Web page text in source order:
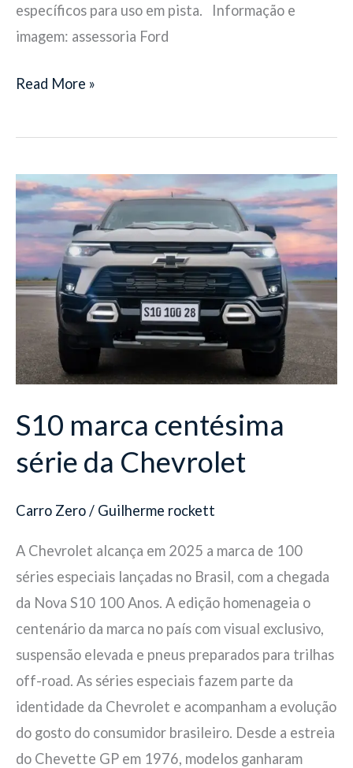
específicos para uso em pista. Informação e
imagem: assessoria Ford
Read More »
S10 marca centésima
série da Chevrolet
Carro Zero/ Guilherme rockett
A Chevrolet alcança em 2025 a marca de 100
séries especiais lançadas no Brasil, com a chegada
da Nova S10 100 Anos. A edição homenageia o
centenário da marca no país com visual exclusivo,
suspensão elevada e pneus preparados para trilhas
off-road. As séries especiais fazem parte da
identidade da Chevrolet e acompanham a evolução
do gosto do consumidor brasileiro. Desde a estreia
do Chevette GP em 1976, modelos ganharam
S10
marca
centésima
série
da
Chevrolet